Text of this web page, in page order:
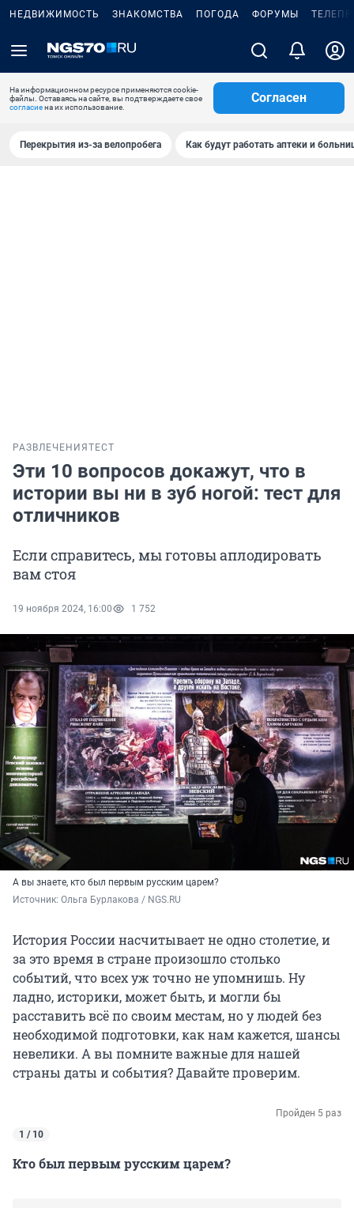
НЕДВИЖИМОСТЬ ЗНАКОМСТВА ПОГОДА ФОРУМЫ
На информационном ресурсе применяются cookie-
файлы. Оставаясь на сайте, вы подтверждаете свое
согласиена их использование.
Согласен
Перекрытия из-за велопробега Как будут работать аптеки и
РАЗВЛЕЧЕНИЯ ТЕСТ
Эти 10 вопросов докажут, что в
истории вы ни в зуб ногой: тест для
отличников
Если справитесь, мы готовы аплодировать
вам стоя
19 ноября 2024, 16:00 1 752
А вы знаете, кто был первым русским царем?
Источник: Ольга Бурлакова / NGS.RU
История России насчитывает не одно столетие, и
за это время в стране произошло столько
событий, что всех уж точно не упомнишь. Ну
ладно, историки, может быть, и могли бы
расставить всё по своим местам, но у людей без
необходимой подготовки, как нам кажется, шансы
невелики. А вы помните важные для нашей
страны даты и события? Давайте проверим.
Пройден 5 раз
1 / 10
Кто был первым русским царем?